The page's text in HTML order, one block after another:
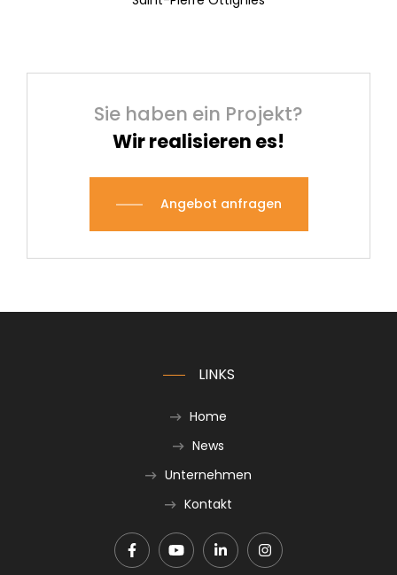
Sie haben ein Projekt?
Wir realisieren es!
Angebot anfragen
LINKS
Home
News
Unternehmen
Kontakt